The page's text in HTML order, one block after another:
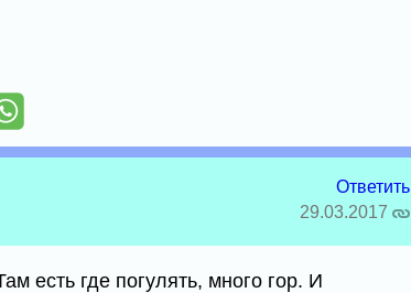
Ответить
29.03.2017
есть где погулять, много гор. И